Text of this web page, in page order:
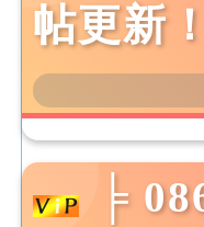
帖更新！
╞